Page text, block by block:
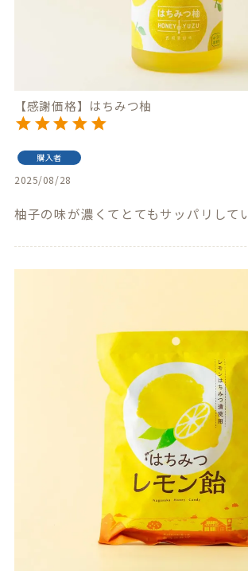
【感謝価格】はちみつ柚
購入者
2025/08/28
柚子の味が濃くてとてもサッパリして